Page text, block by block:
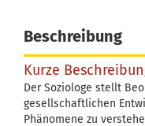
Beschreibung
Kurze
Der Soziologe stellt
gesellschaftlichen
Phänomene zu